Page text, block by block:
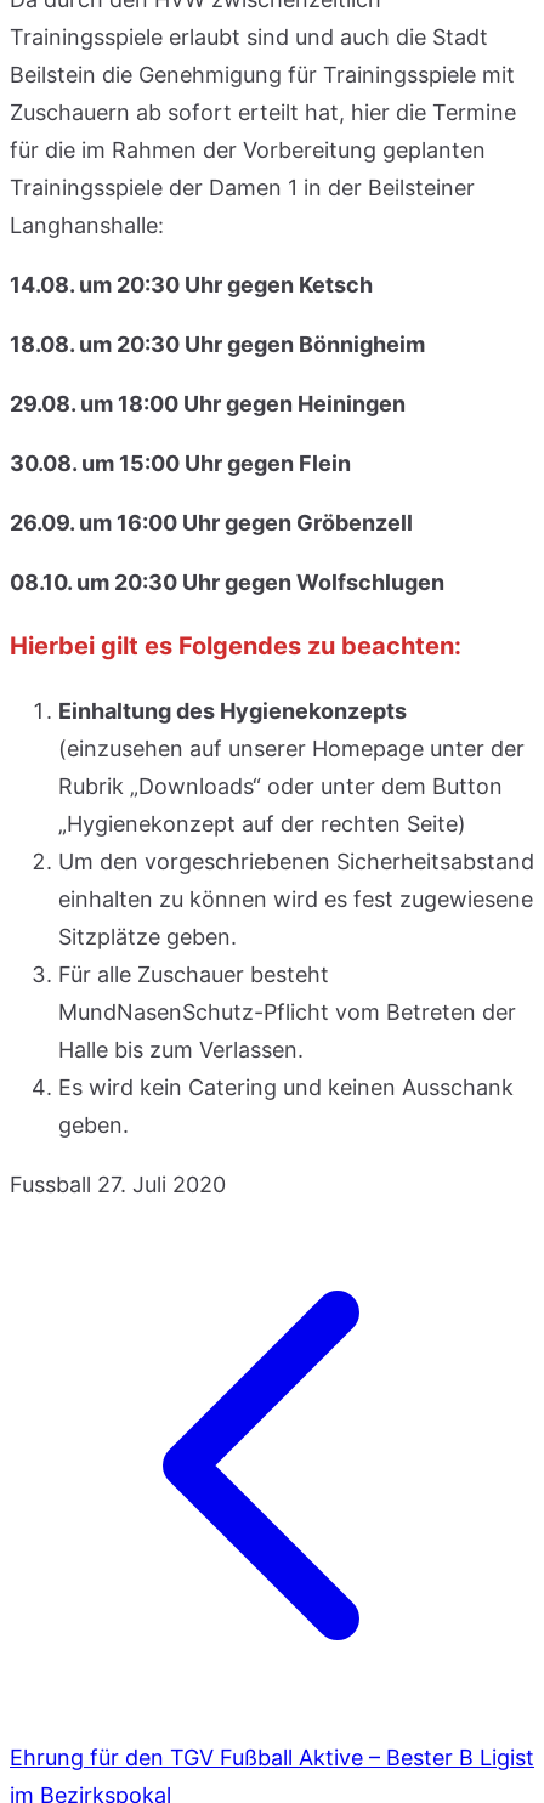
Trainingsspiele erlaubt sind und auch die Stadt
Beilstein die Genehmigung für Trainingsspiele mit
Zuschauern ab sofort erteilt hat, hier die Termine
für die im Rahmen der Vorbereitung geplanten
Trainingsspiele der Damen 1 in der Beilsteiner
Langhanshalle:
14.08. um 20:30 Uhr gegen Ketsch
18.08. um 20:30 Uhr gegen Bönnigheim
29.08. um 18:00 Uhr gegen Heiningen
30.08. um 15:00 Uhr gegen Flein
26.09. um 16:00 Uhr gegen Gröbenzell
08.10. um 20:30 Uhr gegen Wolfschlugen
Hierbei gilt es Folgendes zu beachten:
Einhaltung des Hygienekonzepts
(einzusehen auf unserer Homepage unter der
Rubrik „Downloads“ oder unter dem Button
„Hygienekonzept auf der rechten Seite)
Um den vorgeschriebenen Sicherheitsabstand
einhalten zu können wird es fest zugewiesene
Sitzplätze geben.
Für alle Zuschauer besteht
MundNasenSchutz-Pflicht vom Betreten der
Halle bis zum Verlassen.
Es wird kein Catering und keinen Ausschank
geben.
Fussball 27. Juli 2020
Ehrung für den TGV Fußball Aktive – Bester B Ligist
im Bezirkspokal